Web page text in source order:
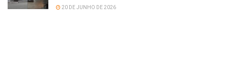
20 DE JUNHO DE 2026